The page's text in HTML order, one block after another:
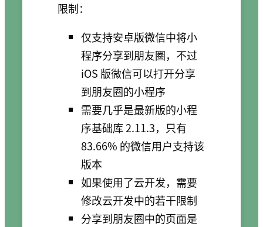
限制：
仅支持安卓版微信中将小
程序分享到朋友圈，不过
iOS 版微信可以打开分享
到朋友圈的小程序
需要几乎是最新版的小程
序基础库 2.11.3，只有
83.66% 的微信用户支持该
版本
如果使用了云开发，需要
修改云开发中的若干限制
分享到朋友圈中的页面是